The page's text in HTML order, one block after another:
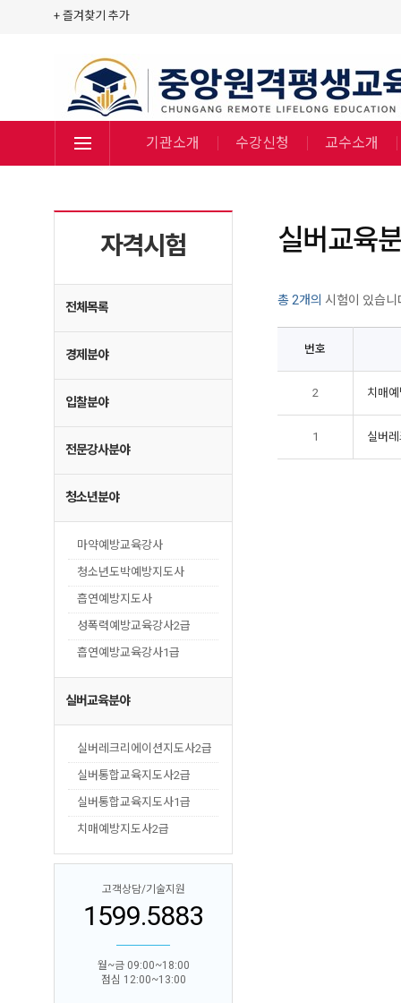
+ 즐겨찾기 추가
기관소개 수강신청 교수소개
자격시험
전체목록
경제분야
입찰분야
전문강사분야
청소년분야
마약예방교육강사
청소년도박예방지도사
흡연예방지도사
성폭력예방교육강사2급
흡연예방교육강사1급
실버교육분야
실버레크리에이션지도사2급
실버통합교육지도사2급
실버통합교육지도사1급
치매예방지도사2급
고객상담/기술지원
1599.5883
월~금 09:00~18:00
점심 12:00~13:00
실버교육
총 2개의 시험이 있습니
번호
2 치매
1 실버